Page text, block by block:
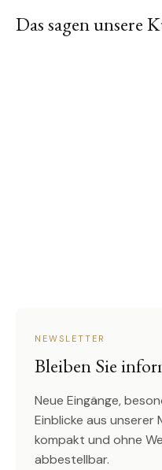
Das sagen unsere
NEWSLETTER
Bleiben Sie
Neue Eingänge,
Einblicke aus
kompakt und ohne
abbestellbar.